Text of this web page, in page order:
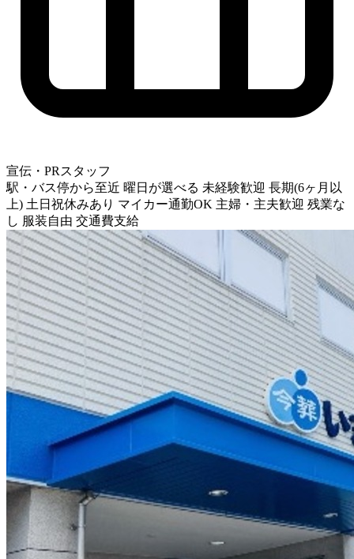
宣伝・PRスタッフ
駅・バス停から至近 曜日が選べる 未経験歓迎 長期(6ヶ月以
上) 土日祝休みあり マイカー通勤OK 主婦・主夫歓迎 残業な
し 服装自由 交通費支給